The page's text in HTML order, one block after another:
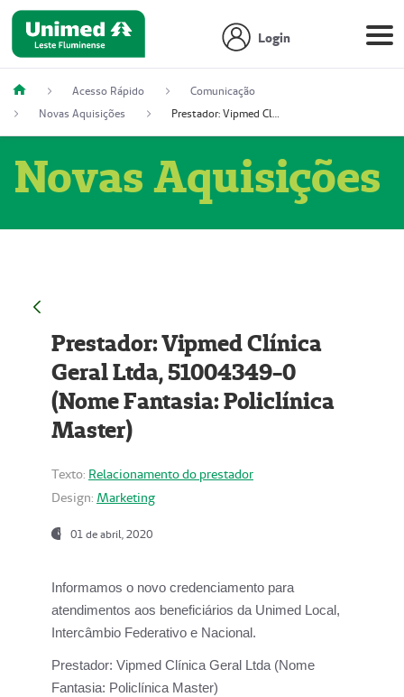
Login
Acesso Rápido
Comunicação
Novas Aquisições
Prestador: Vipmed Clínica Geral Ltda, 51004349-0 (Nome Fantasia: Policlínica Master)
Novas Aquisições
Prestador: Vipmed Clínica
Geral Ltda, 51004349-0
(Nome Fantasia: Policlínica
Master)
Texto: Relacionamento do prestador
Design: Marketing
01 de abril, 2020
Informamos o novo credenciamento para
atendimentos aos beneficiários da Unimed Local,
Intercâmbio Federativo e Nacional.
Prestador: Vipmed Clínica Geral Ltda (Nome
Fantasia: Policlínica Master)